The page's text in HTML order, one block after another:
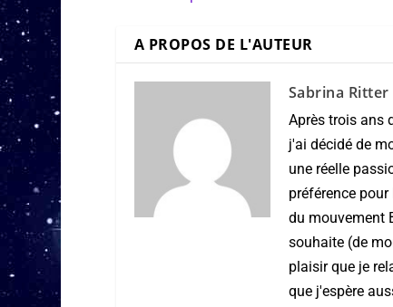
A PROPOS DE L'AUTEUR
Sabrina Ritter
Après trois ans
j'ai décidé de
une réelle
préférence
du mouvement
souhaite (de
plaisir que je
que j'espère